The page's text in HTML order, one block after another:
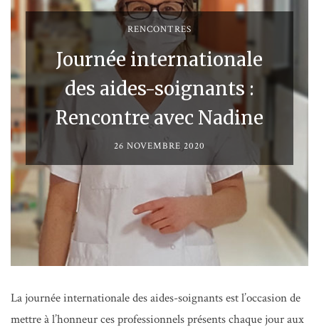
RENCONTRES
Journée internationale
des aides-soignants :
Rencontre avec Nadine
26 NOVEMBRE 2020
La journée internationale des aides-soignants est l’occasion de
mettre à l’honneur ces professionnels présents chaque jour aux